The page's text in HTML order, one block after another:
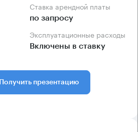
Ставка арендной платы
по запросу
Эксплуатационные расходы
Включены в ставку
Получить презентацию